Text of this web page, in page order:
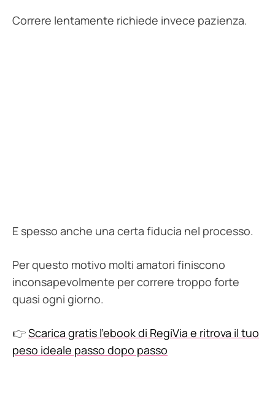
Correre lentamente richiede invece pazienza.
E spesso anche una certa fiducia nel processo.
Per questo motivo molti amatori finiscono
inconsapevolmente per correre troppo forte
quasi ogni giorno.
👉Scarica gratis l’ebook di RegiVia e ritrova il tuo
peso ideale passo dopo passo